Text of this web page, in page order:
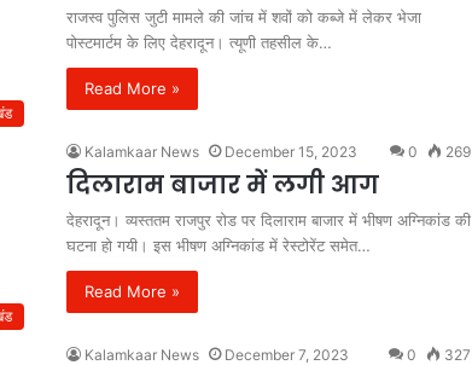
राजस्व पुलिस जुटी मामले की जांच में शवों को कब्जे में लेकर भेजा
पोस्टमार्टम के लिए देहरादून। त्यूणी तहसील के…
Read More »
Kalamkaar News December 15, 2023 0 269
दिलाराम बाजार में लगी आग
देहरादून। व्यस्ततम राजपुर रोड पर दिलाराम बाजार में भीषण अग्निकांड की
घटना हो गयी। इस भीषण अग्निकांड में रेस्टोरेंट समेत…
Read More »
Kalamkaar News December 7, 2023 0 327